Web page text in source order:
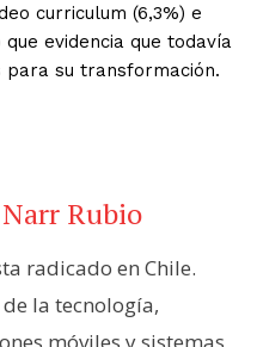
curriculum (6,3%) e
evidencia que todavía
su transformación.
Rubio
radicado en Chile.
la tecnología,
móviles y sistemas